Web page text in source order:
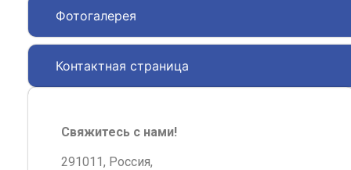
Фотогалерея
Контактная страница
Свяжитесь с нами!
291011, Россия,